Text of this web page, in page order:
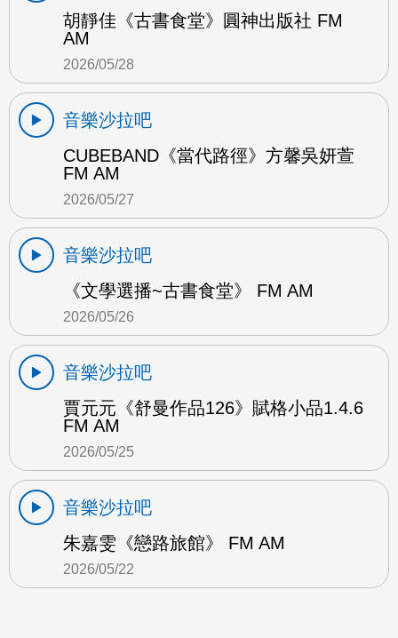
胡靜佳《古書食堂》圓神出版社 FM
AM
2026/05/28
音樂沙拉吧
CUBEBAND《當代路徑》方馨吳妍萱
FM AM
2026/05/27
音樂沙拉吧
《文學選播~古書食堂》 FM AM
2026/05/26
音樂沙拉吧
賈元元《舒曼作品126》賦格小品1.4.6
FM AM
2026/05/25
音樂沙拉吧
朱嘉雯《戀路旅館》 FM AM
2026/05/22